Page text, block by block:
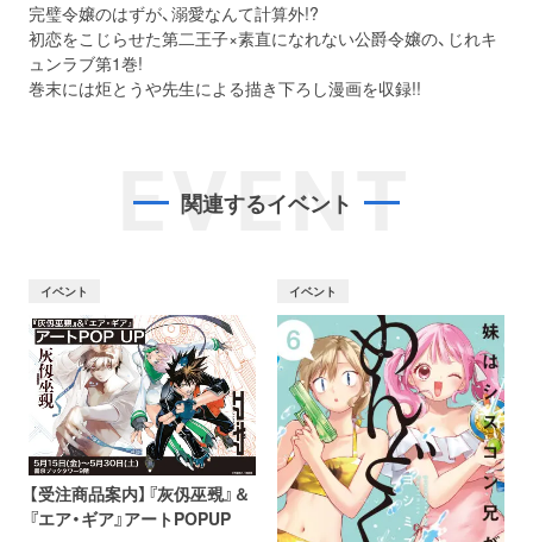
完璧令嬢のはずが、溺愛なんて計算外!?
初恋をこじらせた第二王子×素直になれない公爵令嬢の、じれキ
ュンラブ第1巻!
巻末には炬とうや先生による描き下ろし漫画を収録!!
EVENT
関連するイベント
イベント
【受注商品案内】『灰仭巫覡』＆
『エア・ギア』アートPOPUP
イベント